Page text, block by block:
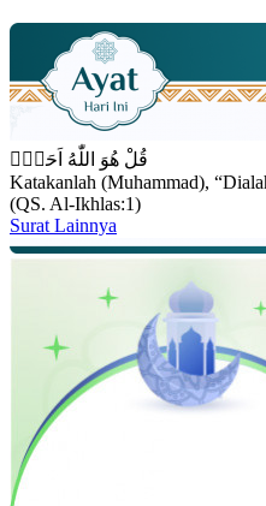
قُلْ هُوَ اللّٰهُ اَحَدٌۚ
Katakanlah (Muhammad),
(QS. Al-Ikhlas:1)
Surat Lainnya